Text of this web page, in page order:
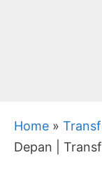
Home »
Depan |